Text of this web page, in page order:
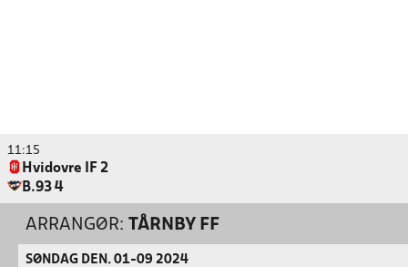
11:15
Hvidovre IF 2
B.93 4
ARRANGØR: TÅRNBY FF
SØNDAG DEN. 01-09 2024